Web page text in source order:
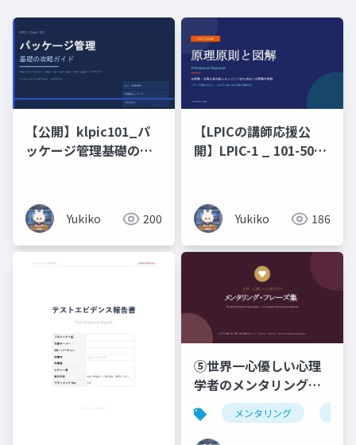
【公開】klpic101_パ
ッケージ管理基礎の攻
Yukiko 200
【LPICの講師応援公
開】LPIC-1 _ 101-500
ンジニアのための 7 日
間集中研修）コマンド
暗記ではなく、なぜそ
う動くのかを図で理解
Yukiko 186
⑤世界一心優しい心理
学者のメンタリング・
フレーズ集ビジネス編
× 恋人編 × 浄土真宗の
メンタリング